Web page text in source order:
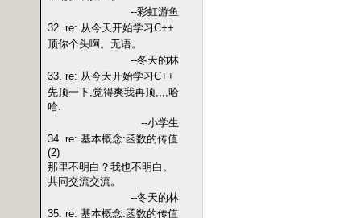
--彩虹游鱼
32. re: 从今天开始学习C++
顶你个头啊。无语。
--冬天的林
33. re: 从今天开始学习C++
先顶一下,觉得爽我再顶,,,,哈
哈.
--小学生
34. re: 基本概念:函数的传值
(2)
那里不明白？我也不明白。
共同交流交流。
--冬天的林
35. re: 基本概念:函数的传值